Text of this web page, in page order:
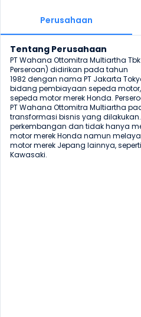
Perusahaan
Tentang Perusahaan
PT Wahana Ottomitra Multiartha
Perseroan) didirikan pada tahun
1982 dengan nama PT Jakarta
bidang pembiayaan sepeda
sepeda motor merek Honda.
PT Wahana Ottomitra Multiartha
transformasi bisnis yang
perkembangan dan tidak hanya
motor merek Honda namun
motor merek Jepang lainnya,
Kawasaki.